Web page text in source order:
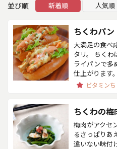
並び順
新着順 人気順
ちくわパン
大満足の食べ
タリ。 ちくわ
ライパンで多
仕上がります。
ビタミン
ちくわの梅
梅肉がアクセ
るさっぱりあ
違いない味付